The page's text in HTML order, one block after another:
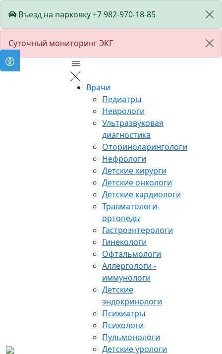
Въезд на парковку +7 982-970-18-85
Суточный мониторинг ЭКГ
Врачи
Педиатры
Неврологи
Ультразвуковая
диагностика
Оториноларингологи
Нефрологи
Детские хирурги
Детские онкологи
Детские кардиологи
Травматологи-
ортопеды
Гастроэнтерологи
Гинекологи
Офтальмологи
Аллергологи -
иммунологи
Детские
эндокринологи
Психиатры
Психологи
Пульмонологи
Детские урологи